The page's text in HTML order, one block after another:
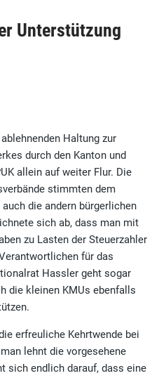
Unterstützung
Haltung zur
durch den Kanton und
allein auf weiter Flur. Die
stimmten dem
die andern bürgerlichen
sich ab, dass man mit
zu Lasten der Steuerzahler
für das
Hassler geht sogar
die kleinen KMUs ebenfalls
erfreuliche Kehrtwende bei
lehnt die vorgesehene
sich endlich darauf, dass eine